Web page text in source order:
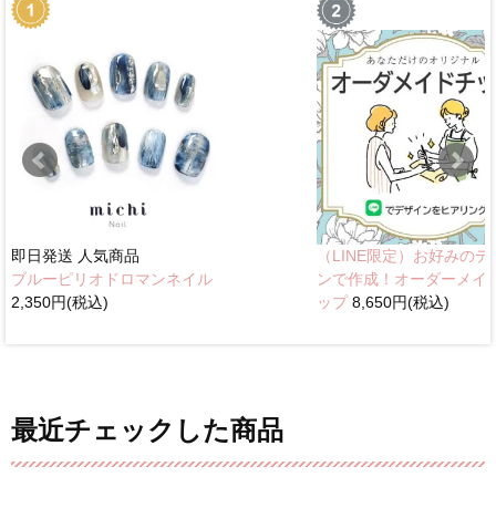
即日発送 人気商品
ブルーピリオドロマンネイル
2,350円(税込)
（LINE限定）お好みのデ
ンで作成！オーダーメイ
ップ8,650円(税込)
最近チェックした商品